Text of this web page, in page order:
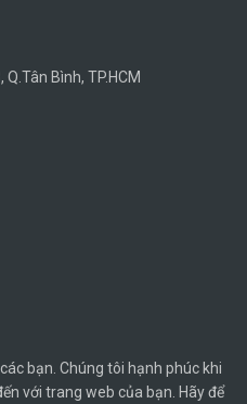
Bình, TP.HCM
bạn. Chúng tôi hạnh phúc khi
với trang web của bạn. Hãy để